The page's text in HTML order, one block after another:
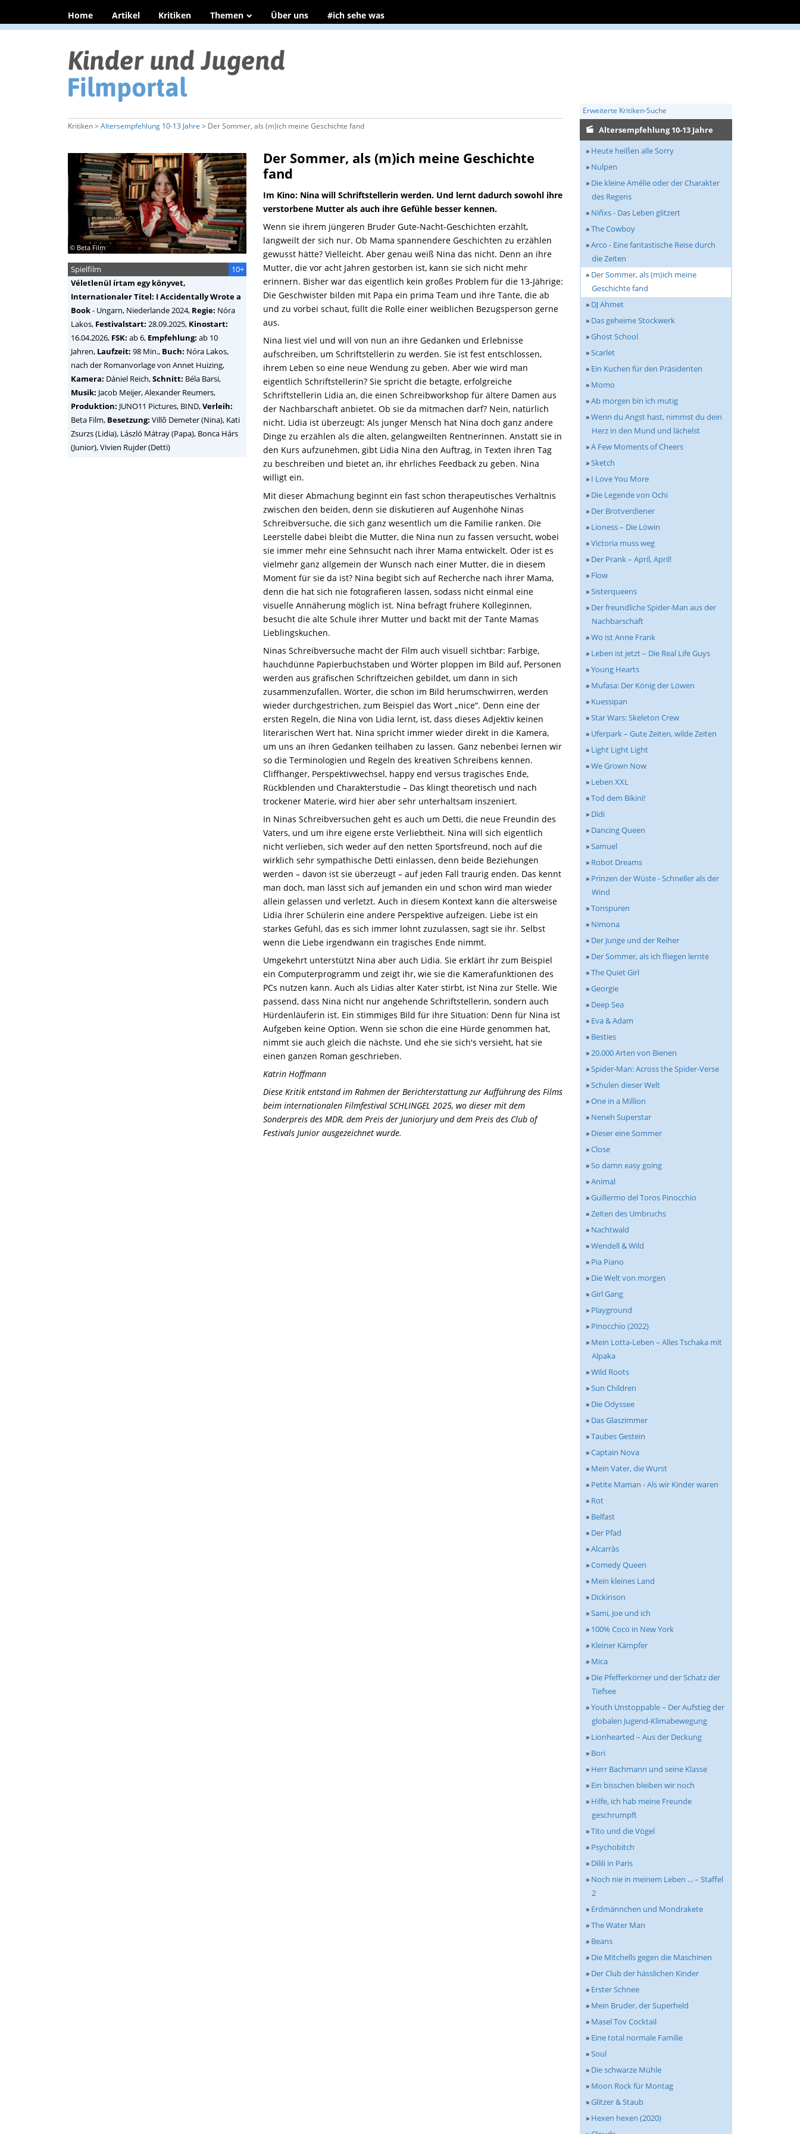
Home Artikel Kritiken Themen Über uns #ich sehe was
Erweiterte Kritiken-Suche
Kritiken > Altersempfehlung 10-13 Jahre > Der Sommer, als (m)ich meine Geschichte fand
Der Sommer, als (m)ich meine Geschichte
fand
Im Kino: Nina will Schriftstellerin werden. Und lernt dadurch sowohl ihre
verstorbene Mutter als auch ihre Gefühle besser kennen.
Wenn sie ihrem jüngeren Bruder Gute-Nacht-Geschichten erzählt,
langweilt der sich nur. Ob Mama spannendere Geschichten zu erzählen
gewusst hätte? Vielleicht. Aber genau weiß Nina das nicht. Denn an ihre
Mutter, die vor acht Jahren gestorben ist, kann sie sich nicht mehr
erinnern. Bisher war das eigentlich kein großes Problem für die 13-Jährige:
Die Geschwister bilden mit Papa ein prima Team und ihre Tante, die ab
und zu vorbei schaut, füllt die Rolle einer weiblichen Bezugsperson gerne
aus.
Nina liest viel und will von nun an ihre Gedanken und Erlebnisse
aufschreiben, um Schriftstellerin zu werden. Sie ist fest entschlossen,
ihrem Leben so eine neue Wendung zu geben. Aber wie wird man
eigentlich Schriftstellerin? Sie spricht die betagte, erfolgreiche
Schriftstellerin Lidia an, die einen Schreibworkshop für ältere Damen aus
der Nachbarschaft anbietet. Ob sie da mitmachen darf? Nein, natürlich
nicht. Lidia ist überzeugt: Als junger Mensch hat Nina doch ganz andere
Dinge zu erzählen als die alten, gelangweilten Rentnerinnen. Anstatt sie in
den Kurs aufzunehmen, gibt Lidia Nina den Auftrag, in Texten ihren Tag
zu beschreiben und bietet an, ihr ehrliches Feedback zu geben. Nina
willigt ein.
Mit dieser Abmachung beginnt ein fast schon therapeutisches Verhältnis
zwischen den beiden, denn sie diskutieren auf Augenhöhe Ninas
Schreibversuche, die sich ganz wesentlich um die Familie ranken. Die
Leerstelle dabei bleibt die Mutter, die Nina nun zu fassen versucht, wobei
sie immer mehr eine Sehnsucht nach ihrer Mama entwickelt. Oder ist es
vielmehr ganz allgemein der Wunsch nach einer Mutter, die in diesem
Moment für sie da ist? Nina begibt sich auf Recherche nach ihrer Mama,
denn die hat sich nie fotografieren lassen, sodass nicht einmal eine
visuelle Annäherung möglich ist. Nina befragt frühere Kolleginnen,
besucht die alte Schule ihrer Mutter und backt mit der Tante Mamas
Lieblingskuchen.
Ninas Schreibversuche macht der Film auch visuell sichtbar: Farbige,
hauchdünne Papierbuchstaben und Wörter ploppen im Bild auf, Personen
werden aus grafischen Schriftzeichen gebildet, um dann in sich
zusammenzufallen. Wörter, die schon im Bild herumschwirren, werden
wieder durchgestrichen, zum Beispiel das Wort „nice“. Denn eine der
ersten Regeln, die Nina von Lidia lernt, ist, dass dieses Adjektiv keinen
literarischen Wert hat. Nina spricht immer wieder direkt in die Kamera,
um uns an ihren Gedanken teilhaben zu lassen. Ganz nebenbei lernen wir
so die Terminologien und Regeln des kreativen Schreibens kennen.
Cliffhanger, Perspektivwechsel, happy end versus tragisches Ende,
Rückblenden und Charakterstudie – Das klingt theoretisch und nach
trockener Materie, wird hier aber sehr unterhaltsam inszeniert.
In Ninas Schreibversuchen geht es auch um Detti, die neue Freundin des
Vaters, und um ihre eigene erste Verliebtheit. Nina will sich eigentlich
nicht verlieben, sich weder auf den netten Sportsfreund, noch auf die
wirklich sehr sympathische Detti einlassen, denn beide Beziehungen
werden – davon ist sie überzeugt – auf jeden Fall traurig enden. Das kennt
man doch, man lässt sich auf jemanden ein und schon wird man wieder
allein gelassen und verletzt. Auch in diesem Kontext kann die altersweise
Lidia ihrer Schülerin eine andere Perspektive aufzeigen. Liebe ist ein
starkes Gefühl, das es sich immer lohnt zuzulassen, sagt sie ihr. Selbst
wenn die Liebe irgendwann ein tragisches Ende nimmt.
Umgekehrt unterstützt Nina aber auch Lidia. Sie erklärt ihr zum Beispiel
ein Computerprogramm und zeigt ihr, wie sie die Kamerafunktionen des
PCs nutzen kann. Auch als Lidias alter Kater stirbt, ist Nina zur Stelle. Wie
passend, dass Nina nicht nur angehende Schriftstellerin, sondern auch
Hürdenläuferin ist. Ein stimmiges Bild für ihre Situation: Denn für Nina ist
Aufgeben keine Option. Wenn sie schon die eine Hürde genommen hat,
nimmt sie auch gleich die nächste. Und ehe sie sich's versieht, hat sie
einen ganzen Roman geschrieben.
Katrin Hoffmann
Diese Kritik entstand im Rahmen der Berichterstattung zur Aufführung des Films
beim internationalen Filmfestival SCHLINGEL 2025, wo dieser mit dem
Sonderpreis des MDR, dem Preis der Juniorjury und dem Preis des Club of
Festivals Junior ausgezeichnet wurde.
© Beta Film
10+
Spielfilm
Véletlenül írtam egy könyvet,
Internationaler Titel: I Accidentally Wrote a
Book- Ungarn, Niederlande2024, Regie: Nóra
Lakos, Festivalstart: 28.09.2025, Kinostart:
16.04.2026, FSK: ab 6, Empfehlung: ab 10
Jahren, Laufzeit: 98 Min., Buch: Nóra Lakos,
nach der Romanvorlage von Annet Huizing,
Kamera: Dániel Reich,Schnitt: Béla Barsi,
Musik: Jacob Meijer, Alexander Reumers,
Produktion: JUNO11 Pictures, BIND,Verleih:
Beta Film, Besetzung: Villõ Demeter (Nina), Kati
Zsurzs (Lidia), László Mátray (Papa), Bonca Hárs
(Junior), Vivien Rujder (Detti)
Altersempfehlung 10-13 Jahre
» Heute heißen alle Sorry
» Nulpen
» Die kleine Amélie oder der Charakter
des Regens
» Niñxs - Das Leben glitzert
»The Cowboy
»Arco - Eine fantastische Reise durch
die Zeiten
» Der Sommer, als (m)ich meine
Geschichte fand
» DJ Ahmet
» Das geheime Stockwerk
»Ghost School
»Scarlet
» Ein Kuchen für den Präsidenten
» Momo
»Ab morgen bin ich mutig
»Wenn du Angst hast, nimmst du dein
Herz in den Mund und lächelst
»A Few Moments of Cheers
»Sketch
» I Love You More
» Die Legende von Ochi
» Der Brotverdiener
» Lioness – Die Löwin
»Victoria muss weg
» Der Prank – April, April!
» Flow
»Sisterqueens
» Der freundliche Spider-Man aus der
Nachbarschaft
»Wo ist Anne Frank
» Leben ist jetzt – Die Real Life Guys
»Young Hearts
» Mufasa: Der König der Löwen
» Kuessipan
»Star Wars: Skeleton Crew
» Uferpark – Gute Zeiten, wilde Zeiten
» Light Light Light
»We Grown Now
» Leben XXL
»Tod dem Bikini!
» Dìdi
» Dancing Queen
»Samuel
» Robot Dreams
» Prinzen der Wüste - Schneller als der
Wind
»Tonspuren
» Nimona
» Der Junge und der Reiher
» Der Sommer, als ich fliegen lernte
»The Quiet Girl
»Georgie
» Deep Sea
» Eva & Adam
» Besties
»20.000 Arten von Bienen
»Spider-Man: Across the Spider-Verse
»Schulen dieser Welt
»One in a Million
» Neneh Superstar
» Dieser eine Sommer
»Close
»So damn easy going
»Animal
»Guillermo del Toros Pinocchio
»Zeiten des Umbruchs
» Nachtwald
»Wendell & Wild
» Pia Piano
» Die Welt von morgen
»Girl Gang
» Playground
» Pinocchio (2022)
» Mein Lotta-Leben – Alles Tschaka mit
Alpaka
»Wild Roots
»Sun Children
» Die Odyssee
» Das Glaszimmer
»Taubes Gestein
»Captain Nova
» Mein Vater, die Wurst
» Petite Maman - Als wir Kinder waren
» Rot
» Belfast
» Der Pfad
»Alcarràs
»Comedy Queen
» Mein kleines Land
» Dickinson
»Sami, Joe und ich
» 100% Coco in New York
» Kleiner Kämpfer
» Mica
» Die Pfefferkörner und der Schatz der
Tiefsee
»Youth Unstoppable – Der Aufstieg der
globalen Jugend-Klimabewegung
» Lionhearted – Aus der Deckung
» Bori
» Herr Bachmann und seine Klasse
» Ein bisschen bleiben wir noch
» Hilfe, ich hab meine Freunde
geschrumpft
»Tito und die Vögel
» Psychobitch
» Dilili in Paris
» Noch nie in meinem Leben ... – Staffel
2
» Erdmännchen und Mondrakete
»The Water Man
» Beans
» Die Mitchells gegen die Maschinen
» Der Club der hässlichen Kinder
» Erster Schnee
» Mein Bruder, der Superheld
» Masel Tov Cocktail
» Eine total normale Familie
»Soul
» Die schwarze Mühle
» Moon Rock für Montag
»Glitzer & Staub
» Hexen hexen (2020)